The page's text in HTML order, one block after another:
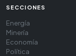
SECCIONES
Energía
Minería
Economía
Política